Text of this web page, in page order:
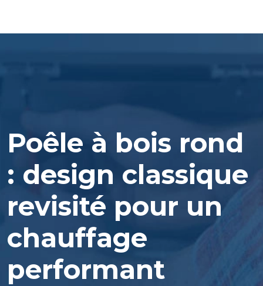
Poêle à bois rond
: design classique
revisité pour un
chauffage
performant